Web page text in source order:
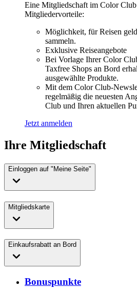
Eine Mitgliedschaft im Color
Mitgliedervorteile:
Möglichkeit, für Reisen
sammeln.
Exklusive Reiseangebote
Bei Vorlage Ihrer Color
Taxfree Shops an Bord
ausgewählte Produkte.
Mit dem Color Club-
regelmäßig die neuesten
Club und Ihren aktuellen
Jetzt anmelden
Ihre Mitgliedschaft
Einloggen auf "Meine Seite"
Mitgliedskarte
Einkaufsrabatt an Bord
Bonuspunkte